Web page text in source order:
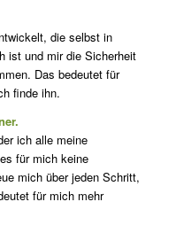
die selbst in
ist und mir die Sicherheit
Das bedeutet für
finde ihn.
ich alle meine
für mich keine
mich über jeden Schritt,
für mich mehr